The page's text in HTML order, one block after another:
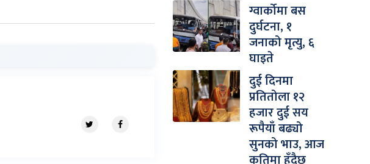
ग्वार्कोमा बस
दुर्घटना, १
जनाको मृत्यु, ६
घाइते
दुई दिनमा
प्रतितोला १२
हजार दुई सय
रूपैयाँ बढ्यो
सुनको भाउ, आज